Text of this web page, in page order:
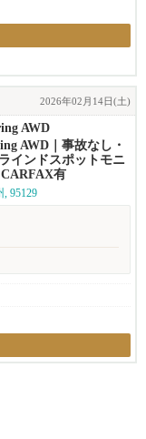
2026年02月14日(土)
AWD
AWD｜事故なし・
インドスポットモニ
有
95129